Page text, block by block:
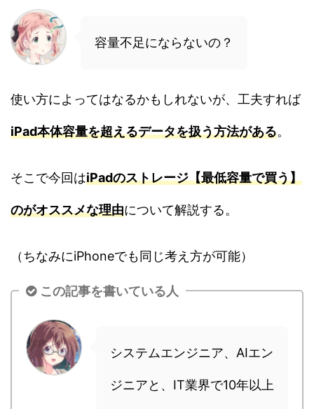
容量不足にならないの？
使い方によってはなるかもしれないが、工夫すれば
iPad本体容量を超えるデータを扱う方法がある。
そこで今回はiPadのストレージ【最低容量で買う】
のがオススメな理由について解説する。
（ちなみにiPhoneでも同じ考え方が可能）
この記事を書いている人
システムエンジニア、AIエン
ジニアと、IT業界で10年以上